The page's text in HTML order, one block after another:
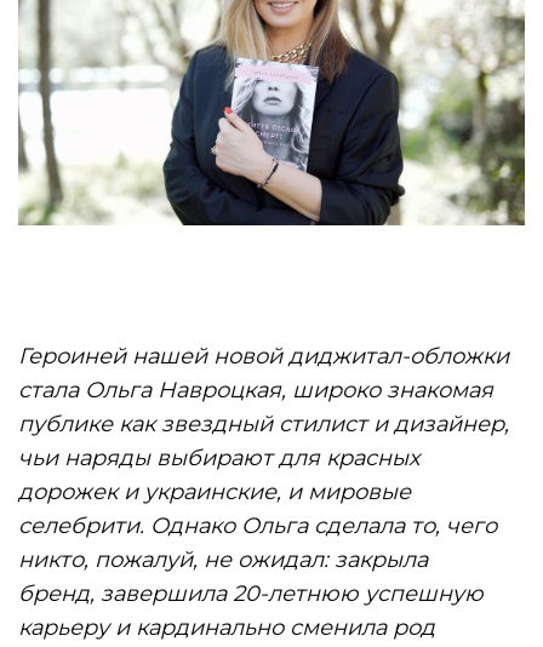
Героиней нашей новой диджитал-обложки
стала Ольга Навроцкая, широко знакомая
публике как звездный стилист и дизайнер,
чьи наряды выбирают для красных
дорожек и украинские, и мировые
селебрити. Однако Ольга сделала то, чего
никто, пожалуй, не ожидал: закрыла
бренд, завершила 20-летнюю успешную
карьеру и кардинально сменила род